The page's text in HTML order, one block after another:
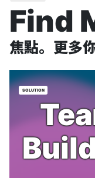
Find
焦點。更多